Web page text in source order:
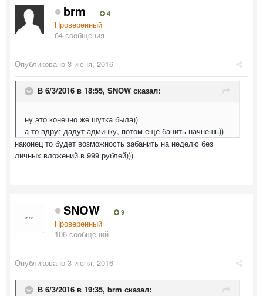
brm 4
Проверенный
64 сообщения
Опубликовано 3 июня, 2016
В 6/3/2016 в 18:55, SNOW сказал:
ну это конечно же шутка была))
а то вдруг дадут админку, потом еще банить начнешь))
наконец то будет возможность забанить на неделю без
личных вложений в 999 рублей)))
SNOW 9
Проверенный
106 сообщений
Опубликовано 3 июня, 2016
В 6/3/2016 в 19:35, brm сказал: